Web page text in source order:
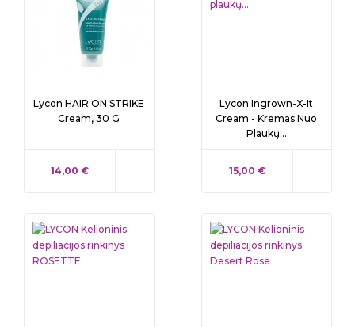
Lycon HAIR ON STRIKE
Cream, 30 G
KAINA
14,00 €
Lycon Ingrown-X-It
Cream - Kremas Nuo
Plaukų...
KAINA
15,00 €